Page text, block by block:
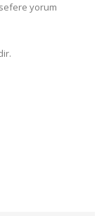
yorum